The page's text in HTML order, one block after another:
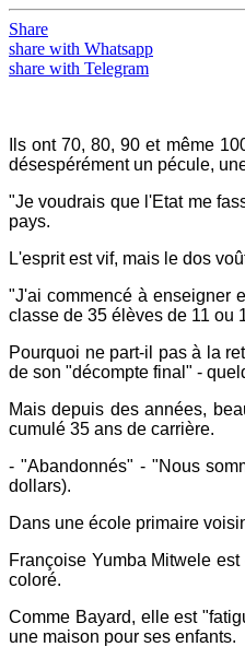
Share
share with Whatsapp
share with Telegram
Ils ont 70, 80, 90 et même
désespérément un pécule,
"Je voudrais que l'Etat me
pays.
L'esprit est vif, mais le dos
"J'ai commencé à enseigner
classe de 35 élèves de 11 ou
Pourquoi ne part-il pas à la
de son "décompte final" -
Mais depuis des années,
cumulé 35 ans de carrière.
- "Abandonnés" - "Nous
dollars).
Dans une école primaire
Françoise Yumba Mitwele
coloré.
Comme Bayard, elle est
une maison pour ses enfants.